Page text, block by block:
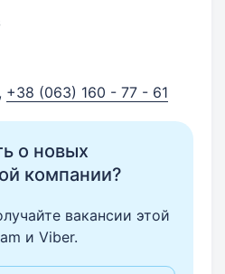
, +38 (063) 160 - 77 - 61
о новых
компании?
вакансии этой
и Viber.